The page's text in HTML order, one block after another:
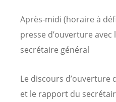
Après-midi (horaire à
presse d’ouverture
secrétaire général
Le discours d’ouverture
et le rapport du